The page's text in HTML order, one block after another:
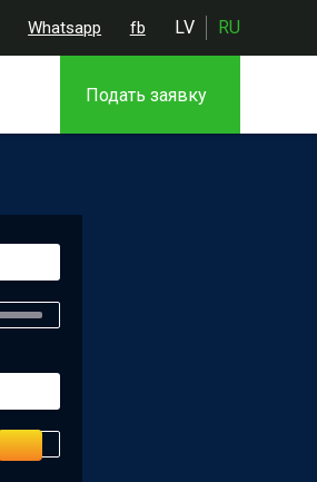
Whatsapp fb LV RU
Подать заявку